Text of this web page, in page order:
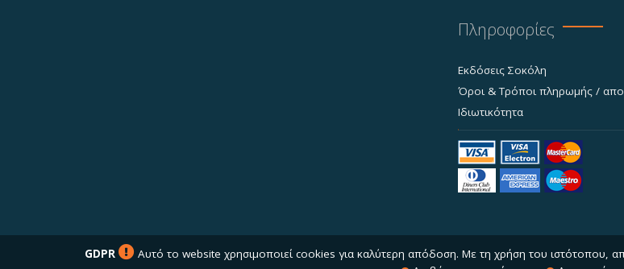
Πληροφορίες
Εκδόσεις Σοκόλη
Όροι & Τρόποι πληρωμής /
Ιδιωτικότητα
GDPR Αυτό το website χρησιμοποιεί cookies για καλύτερη απόδοση. Με τη χρήση του ιστότοπου,